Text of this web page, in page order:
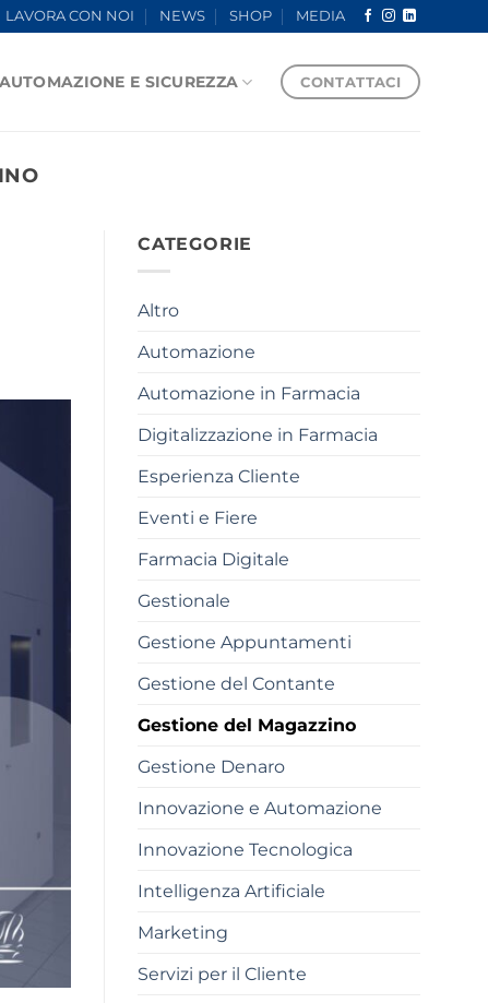
LAVORA CON NOI NEWS SHOP MEDIA
AUTOMAZIONE E SICUREZZA CONTATTACI
CATEGORIE
Altro
Automazione
Automazione in Farmacia
Digitalizzazione in Farmacia
Esperienza Cliente
Eventi e Fiere
Farmacia Digitale
Gestionale
Gestione Appuntamenti
Gestione del Contante
Gestione del Magazzino
Gestione Denaro
Innovazione e Automazione
Innovazione Tecnologica
Intelligenza Artificiale
Marketing
Servizi per il Cliente